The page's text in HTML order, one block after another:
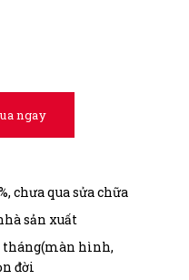
ngay
chưa qua sửa chữa
sản xuất
tháng(màn hình,
đời